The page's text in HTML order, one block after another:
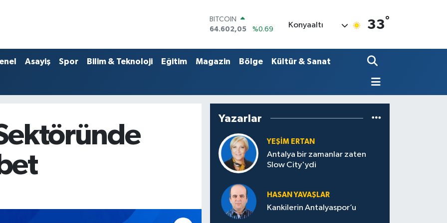
BITCOIN
64.602,05
%0.69
55,0250
%0.02
GRAM ALTIN
6513.94
%0.32
BİST100
Konyaaltı 33°
Asayiş Spor Bilim & Teknoloji Eğitim Magazin Bölge Kültür & Sanat
Yazarlar
YEŞIM ERTAN
Antalya bir zamanlar zaten
Slow City'ydi
HASAN YAVAŞLAR
Kankilerin Antalyaspor’u